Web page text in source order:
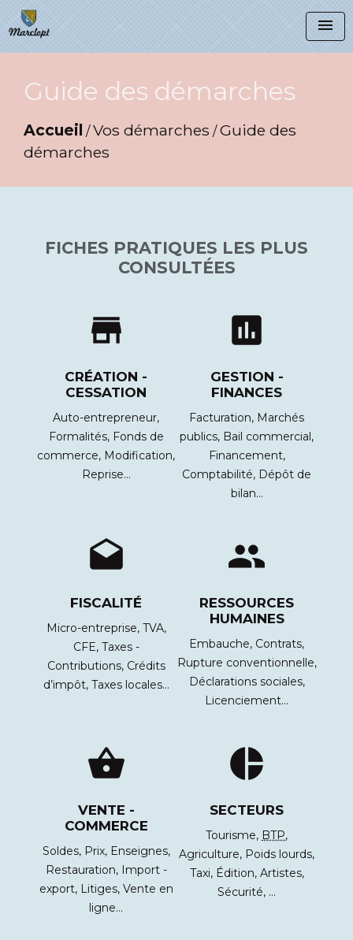
menu
Guide des démarches
Accueil /Vos démarches /Guide des
démarches
FICHES PRATIQUES LES PLUS
CONSULTÉES
store
CRÉATION -
CESSATION
Auto-entrepreneur,
Formalités, Fonds de
commerce, Modification,
Reprise…
assessment
GESTION -
FINANCES
Facturation, Marchés
publics, Bail commercial,
Financement,
Comptabilité, Dépôt de
bilan…
drafts
FISCALITÉ
Micro-entreprise, TVA,
CFE, Taxes -
Contributions, Crédits
d’impôt, Taxes locales…
people
RESSOURCES
HUMAINES
Embauche, Contrats,
Rupture conventionnelle,
Déclarations sociales,
Licenciement…
shopping_basket
VENTE -
COMMERCE
Soldes, Prix, Enseignes,
Restauration, Import -
export, Litiges, Vente en
ligne…
pie_chart
SECTEURS
Tourisme, BTP,
Agriculture, Poids lourds,
Taxi, Édition, Artistes,
Sécurité, …